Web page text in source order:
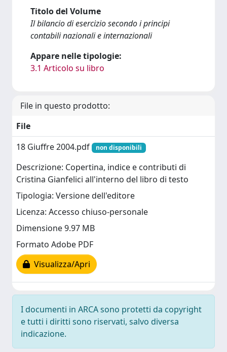
Titolo del Volume
Il bilancio di esercizio secondo i principi
contabili nazionali e internazionali
Appare nelle tipologie:
3.1 Articolo su libro
File in questo prodotto:
File
18 Giuffre 2004.pdf
non disponibili
Descrizione: Copertina, indice e contributi di
Cristina Gianfelici all'interno del libro di testo
Tipologia: Versione dell'editore
Licenza: Accesso chiuso-personale
Dimensione 9.97 MB
Formato Adobe PDF
Visualizza/Apri
I documenti in ARCA sono protetti da copyright
e tutti i diritti sono riservati, salvo diversa
indicazione.